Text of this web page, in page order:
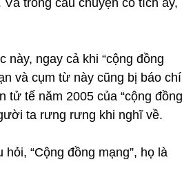
Và trong câu chuyện cổ tích ấy,
này, ngay cả khi “cộng đồng
và cụm từ này cũng bị báo chí
tử tế năm 2005 của “cộng đồng
ta rưng rưng khi nghĩ về.
“Cộng đồng mạng”, họ là